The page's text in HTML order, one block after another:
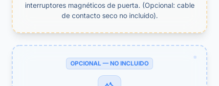
interruptores magnéticos de puerta. (Opcional: cable
de contacto seco no incluido).
OPCIONAL — NO INCLUIDO